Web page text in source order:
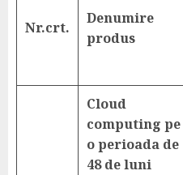
Nr.crt.
Denumire
produs
Cloud
computing pe
o perioada de
48 de luni